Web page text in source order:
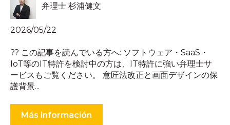
弁理士 杉浦健文
2026/05/22
?? この記事を読んでいる方へ: ソフトウェア・SaaS・
IoT等のIT特許を検討中の方は、IT特許に強い弁理士サ
ービスもご覧ください。 意匠法改正と画面デザインの保
護背景...
Más información